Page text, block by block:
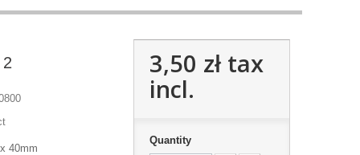
40mm
3,50 złtax
incl.
Quantity